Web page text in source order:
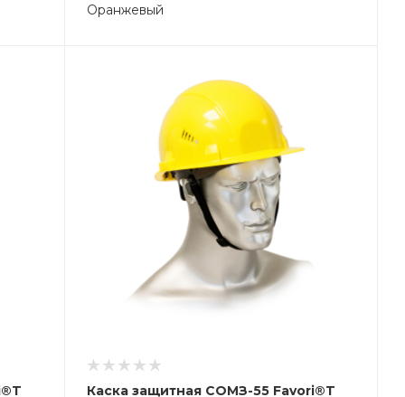
Оранжевый
Каска защитная СОМЗ-55 Favori®T